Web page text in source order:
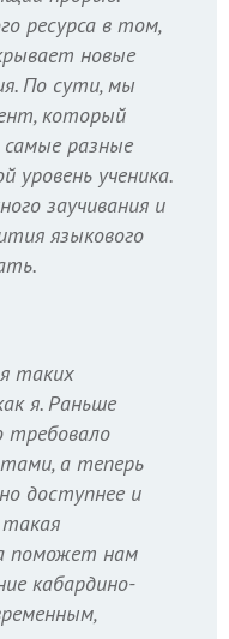
ресурса в том,
новые
По сути, мы
который
самые разные
уровень ученика.
заучивания и
языкового
таких
я. Раньше
требовало
а теперь
доступнее и
поможет нам
кабардино-